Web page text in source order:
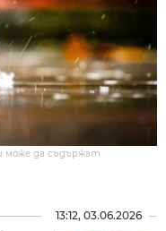
може да съдържат
13:12, 03.06.2026